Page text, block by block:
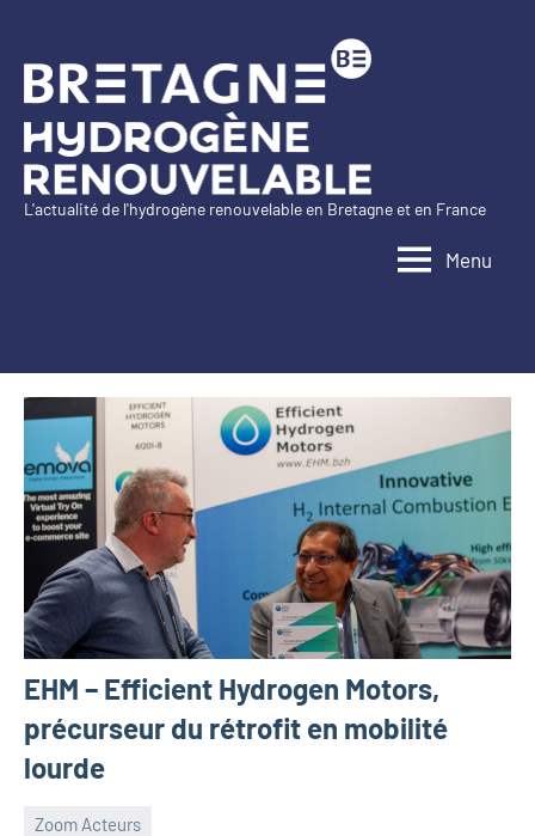
contenu
Bretagne
L'actualité de l'hydrogène renouvelable en Bretagne et en France
Menu
EHM – Efficient Hydrogen Motors,
précurseur du rétrofit en mobilité
lourde
Zoom Acteurs